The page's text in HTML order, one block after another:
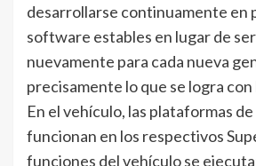
desarrollarse continuamente en
software estables en lugar de
nuevamente para cada nueva
precisamente lo que se logra con
En el vehículo, las plataformas
funcionan en los respectivos
funciones del vehículo se